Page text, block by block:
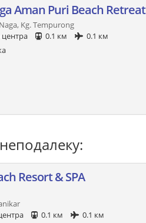
Aman Puri Beach Retreat
Kg. Tempurong
0.1 км
0.1 км
Resort & SPA
0.1 км
0.1 км